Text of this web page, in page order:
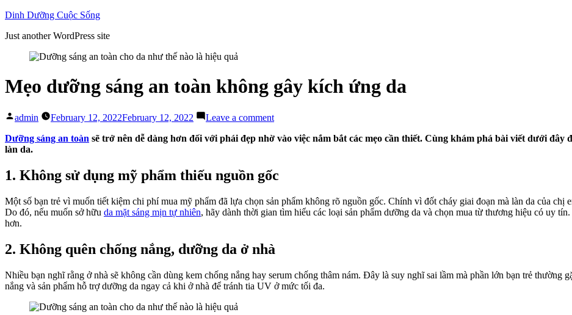
Skip
content
Dinh Dưỡng Cuộc Sống
Just another WordPress site
Mẹo dưỡng sáng an toàn không gây kích ứng da
Posted
admin February 12, 2022February 12, 2022 Leave a commenton
dưỡng
không
kích
ứng
Dưỡng sáng an toàn sẽ trở nên dễ dàng hơn đối với phái đẹp nhờ vào việc nắm bắt các mẹo cần thiết. Cùng khám phá bài viết dưới đây
làn da.
1. Không sử dụng mỹ phẩm thiếu nguồn gốc
Một số bạn trẻ vì muốn tiết kiệm chi phí mua mỹ phẩm đã lựa chọn sản phẩm không rõ nguồn gốc. Chính vì đốt cháy giai đoạn mà làn da của chị
Do đó, nếu muốn sở hữu da mặt sáng mịn tự nhiên, hãy dành thời gian tìm hiểu các loại sản phẩm dưỡng da và chọn mua từ thương hiệu có uy
hơn.
2. Không quên chống nắng, dưỡng da ở nhà
Nhiều bạn nghĩ rằng ở nhà sẽ không cần dùng kem chống nắng hay serum chống thâm nám. Đây là suy nghĩ sai lầm mà phần lớn bạn trẻ thường
nắng và sản phẩm hỗ trợ dưỡng da ngay cả khi ở nhà để tránh tia UV ở mức tối đa.